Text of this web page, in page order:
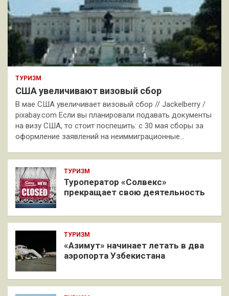
ТУРИЗМ
США увеличивают визовый сбор
В мае США увеличивает визовый сбор // Jackelberry /
pixabay.com Если вы планировали подавать документы
на визу США, то стоит поспешить: с 30 мая сборы за
оформление заявлений на неиммиграционные…
ТУРИЗМ
Туроператор «Солвекс»
прекращает свою деятельность
ТУРИЗМ
«Азимут» начинает летать в два
аэропорта Узбекистана